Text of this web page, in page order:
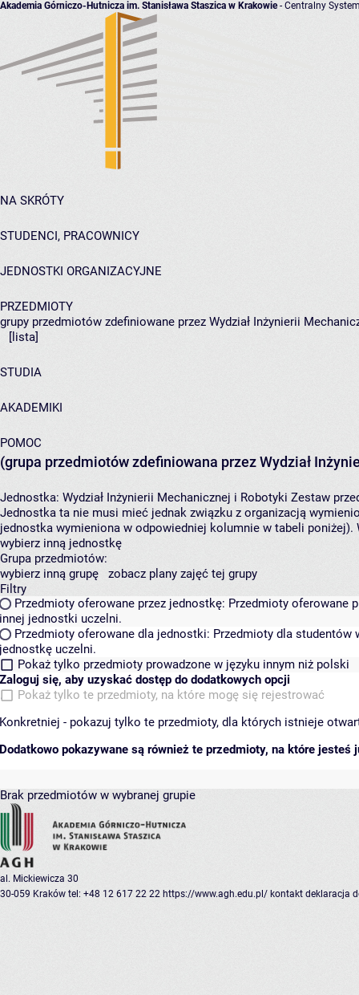
Akademia Górniczo-Hutnicza im. Stanisława Staszica w Krakowie- Centralny
NA SKRÓTY
STUDENCI, PRACOWNICY
JEDNOSTKI ORGANIZACYJNE
PRZEDMIOTY
grupy przedmiotów zdefiniowane przez Wydział Inżynierii
[lista]
STUDIA
AKADEMIKI
POMOC
(grupa przedmiotów zdefiniowana przez Wydział
Jednostka: Wydział Inżynierii Mechanicznej i Robotyki Zestaw
Jednostka ta nie musi mieć jednak związku z organizacją
jednostka wymieniona w odpowiedniej kolumnie w tabeli
wybierz inną jednostkę
Grupa przedmiotów:
wybierz inną grupę
zobacz plany zajęć tej grupy
Filtry
Przedmioty oferowane przez jednostkę: Przedmioty oferowane
innej jednostki uczelni.
Przedmioty oferowane dla jednostki: Przedmioty dla studentów
jednostkę uczelni.
Pokaż tylko przedmioty prowadzone w języku innym niż polski
Zaloguj się, aby uzyskać dostęp do dodatkowych opcji
Pokaż tylko te przedmioty, na które mogę się rejestrować
Konkretniej - pokazuj tylko te przedmioty, dla których istnieje
Dodatkowo pokazywane są również te przedmioty, na które jesteś
Brak przedmiotów w wybranej grupie
al. Mickiewicza 30
30-059 Kraków tel: +48 12 617 22 22 https://www.agh.edu.pl/ kontakt deklaracja